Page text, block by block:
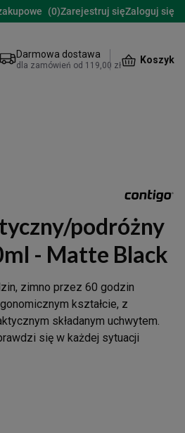
(0)Zarejestruj sięZaloguj się
Darmowa dostawa
dla zamówień od 119,00 zł
Koszyk
podróżny
- Matte Black
zimno przez 60 godzin
kształcie, z
składanym uchwytem.
się w każdej sytuacji